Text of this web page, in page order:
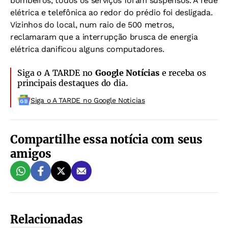
elétrica e telefônica ao redor do prédio foi desligada.
Vizinhos do local, num raio de 500 metros,
reclamaram que a interrupção brusca de energia
elétrica danificou alguns computadores.
Siga o A TARDE noGoogle Notíciase receba os
principais destaques do dia.
Siga o A TARDE no Google Noticias
Compartilhe essa notícia com seus
amigos
Relacionadas